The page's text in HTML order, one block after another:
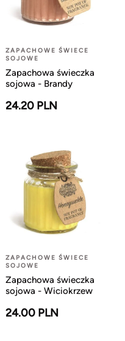
ZAPACHOWE ŚWIECE
SOJOWE
Zapachowa świeczka
sojowa - Brandy
24.20 PLN
ZAPACHOWE ŚWIECE
SOJOWE
Zapachowa świeczka
sojowa - Wiciokrzew
24.00 PLN